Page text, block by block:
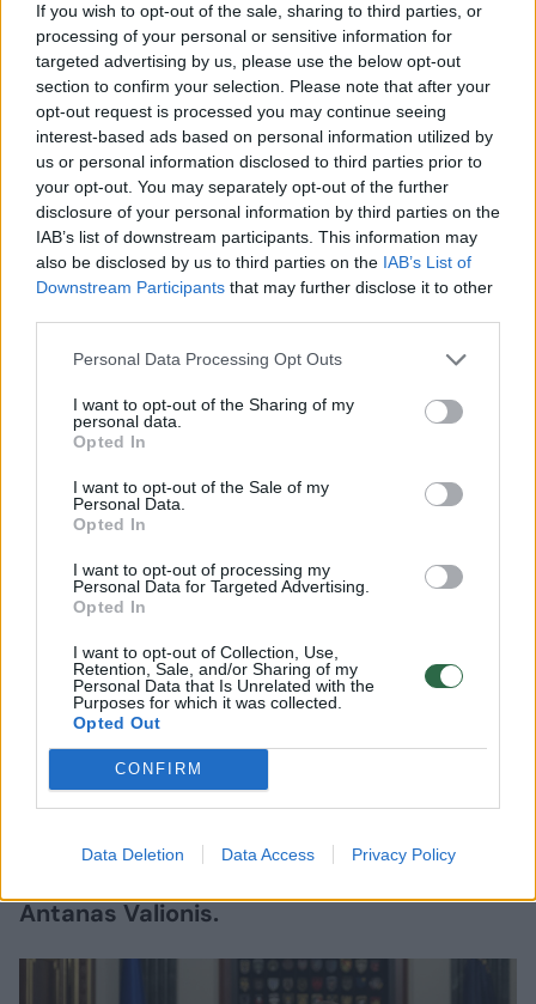
If you wish to opt-out of the sale, sharing to third parties, or
processing of your personal or sensitive information for
targeted advertising by us, please use the below opt-out
section to confirm your selection. Please note that after your
opt-out request is processed you may continue seeing
interest-based ads based on personal information utilized by
us or personal information disclosed to third parties prior to
your opt-out. You may separately opt-out of the further
disclosure of your personal information by third parties on the
IAB’s list of downstream participants. This information may
also be disclosed by us to third parties on the IAB’s List of
Downstream Participants that may further disclose it to other
Personal Data Processing Opt Outs
I want to opt-out of the Sharing of my
personal data.
Opted In
I want to opt-out of the Sale of my
Personal Data.
Opted In
I want to opt-out of processing my
Personal Data for Targeted Advertising.
Opted In
I want to opt-out of Collection, Use,
Retention, Sale, and/or Sharing of my
Personal Data that Is Unrelated with the
Purposes for which it was collected.
Opted Out
CONFIRM
Data Deletion Data Access Privacy Policy
Pasaulis Rytai-Vakarai
V. Zalužno žodžiai apie NATO
sukėlė abejonių: ruošiasi
rinkimams?(5)
2026 m. rugpjūčio 5 d. 18:30
Lrytas.lt
Lrytas Premium nariams
Ukrainos ambasadoriaus Jungtinėje
Karalystėje ir buvusio šalies ginkluotųjų
pajėgų vado Valerijaus Zalužno
pareiškimas, kad Ukraina niekada netaps
NATO nare, gali būti ne tik nusivylimo
Vakarų pažadais išraiška, bet ir politinio
įsitvirtinimo pradžia. Tokią nuomonę
„Lietuvos ryto“ televizijos laidoje „Nauja
diena“ išsakė ambasadorius, buvęs
Antanas Valionis.